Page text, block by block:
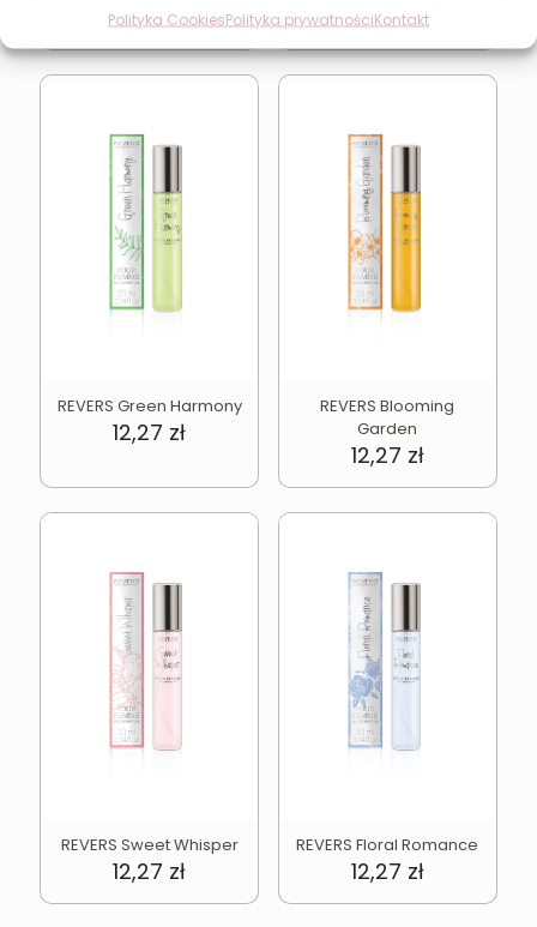
Polityka CookiesPolityka prywatnościKontakt
12,27zł 12,27zł
REVERS Green Harmony
12,27 zł
REVERS Blooming
Garden
12,27 zł
REVERS Sweet Whisper
12,27 zł
REVERS Floral Romance
12,27 zł